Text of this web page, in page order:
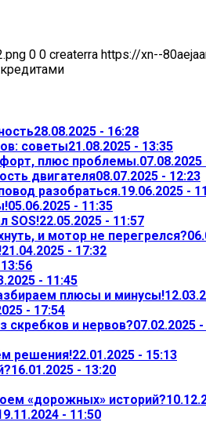
0 0 createrra https://xn--
28.08.2025 - 16:28
советы21.08.2025 - 13:35
плюс проблемы.07.08.2025
двигателя08.07.2025 - 12:23
разобраться.19.06.2025 -
05.06.2025 - 11:35
SOS!22.05.2025 - 11:57
и мотор не перегрелся?
21.04.2025 - 17:32
- 11:45
плюсы и минусы!
- 17:54
скребков и нервов?07.02.2025
решения!22.01.2025 - 15:13
16.01.2025 - 13:20
«дорожных» историй?
- 11:50